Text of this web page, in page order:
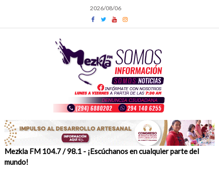
content
2026/08/06
Mezkla FM 104.7 / 98.1 - ¡Escúchanos en cualquier parte del
mundo!